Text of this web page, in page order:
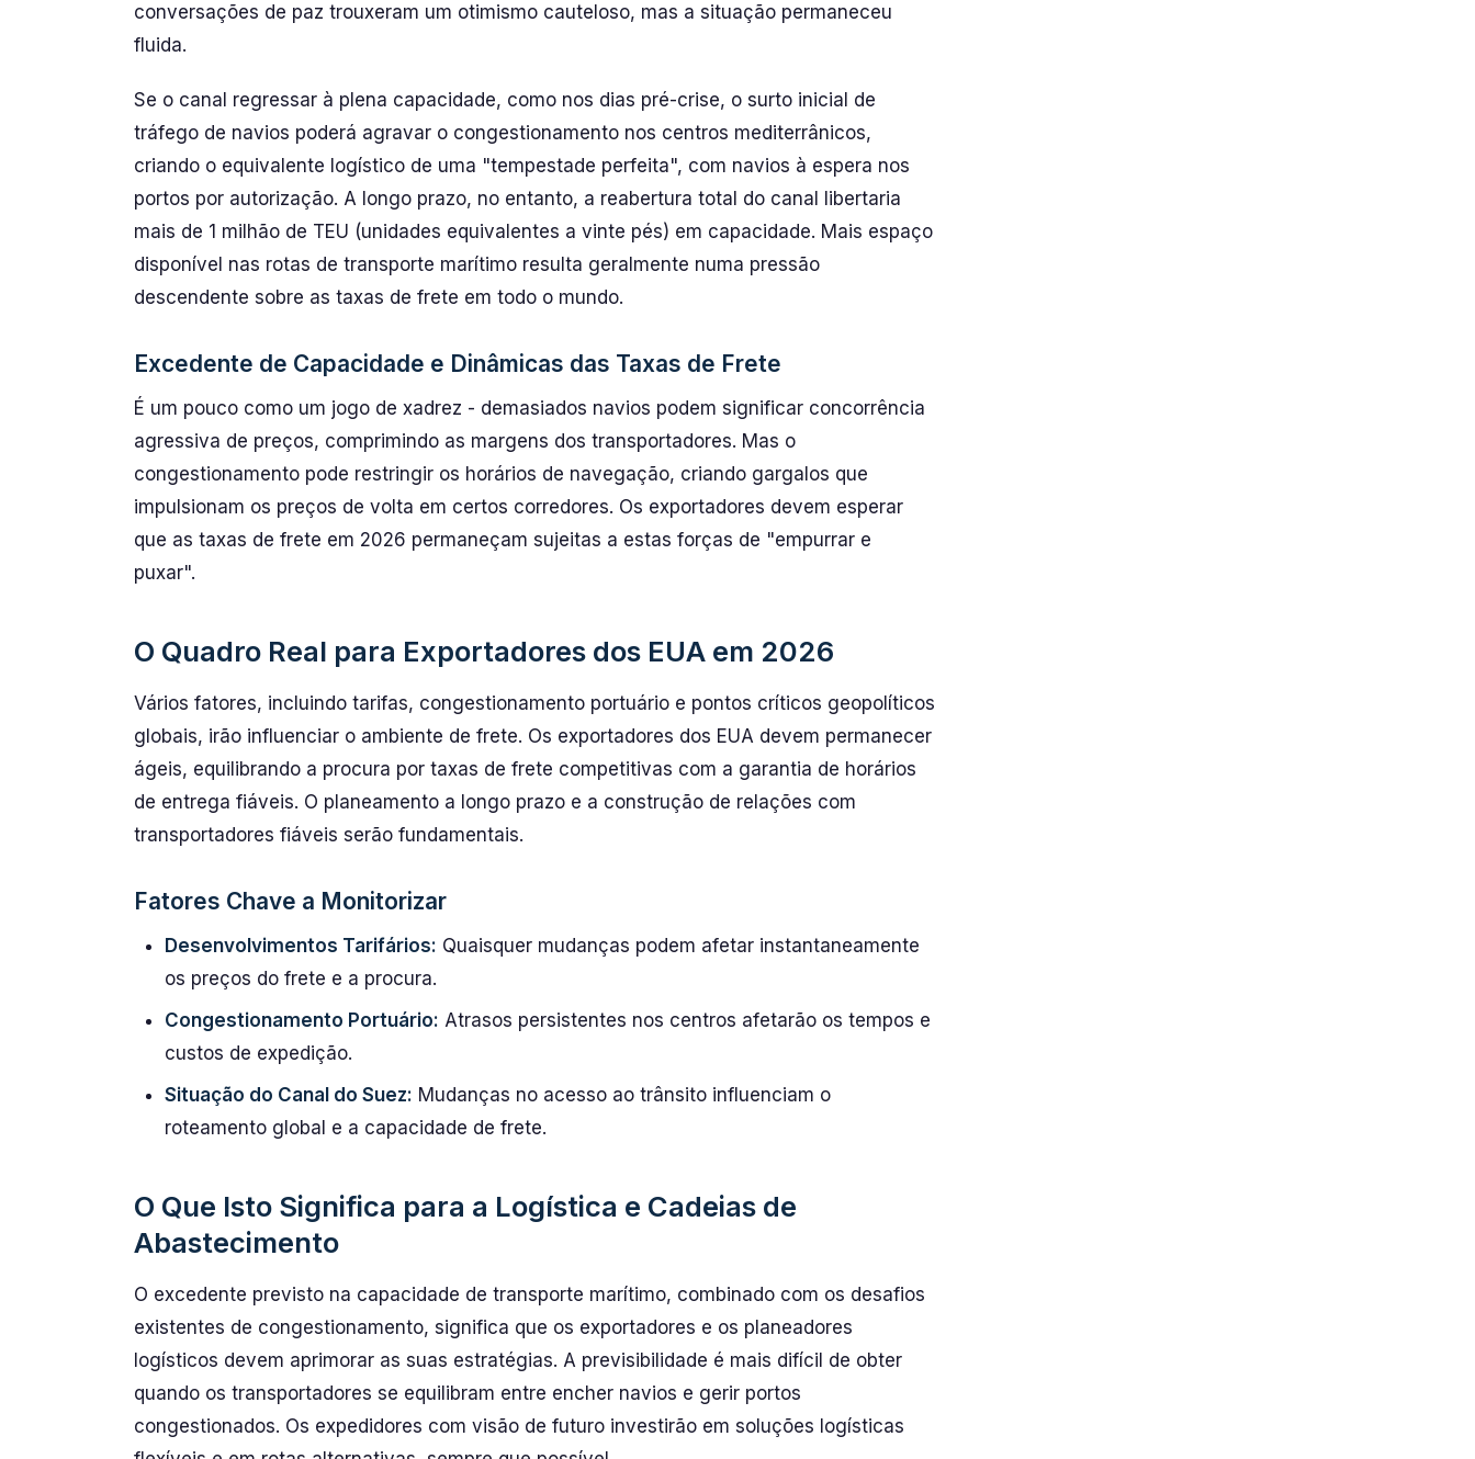
conversações de paz trouxeram um otimismo cauteloso, mas a situação permaneceu
fluida.
Se o canal regressar à plena capacidade, como nos dias pré-crise, o surto inicial de
tráfego de navios poderá agravar o congestionamento nos centros mediterrânicos,
criando o equivalente logístico de uma "tempestade perfeita", com navios à espera nos
portos por autorização. A longo prazo, no entanto, a reabertura total do canal libertaria
mais de 1 milhão de TEU (unidades equivalentes a vinte pés) em capacidade. Mais espaço
disponível nas rotas de transporte marítimo resulta geralmente numa pressão
descendente sobre as taxas de frete em todo o mundo.
Excedente de Capacidade e Dinâmicas das Taxas de Frete
É um pouco como um jogo de xadrez - demasiados navios podem significar concorrência
agressiva de preços, comprimindo as margens dos transportadores. Mas o
congestionamento pode restringir os horários de navegação, criando gargalos que
impulsionam os preços de volta em certos corredores. Os exportadores devem esperar
que as taxas de frete em 2026 permaneçam sujeitas a estas forças de "empurrar e
puxar".
O Quadro Real para Exportadores dos EUA em 2026
Vários fatores, incluindo tarifas, congestionamento portuário e pontos críticos geopolíticos
globais, irão influenciar o ambiente de frete. Os exportadores dos EUA devem permanecer
ágeis, equilibrando a procura por taxas de frete competitivas com a garantia de horários
de entrega fiáveis. O planeamento a longo prazo e a construção de relações com
transportadores fiáveis serão fundamentais.
Fatores Chave a Monitorizar
Desenvolvimentos Tarifários: Quaisquer mudanças podem afetar instantaneamente
os preços do frete e a procura.
Congestionamento Portuário: Atrasos persistentes nos centros afetarão os tempos e
custos de expedição.
Situação do Canal do Suez: Mudanças no acesso ao trânsito influenciam o
roteamento global e a capacidade de frete.
O Que Isto Significa para a Logística e Cadeias de
Abastecimento
O excedente previsto na capacidade de transporte marítimo, combinado com os desafios
existentes de congestionamento, significa que os exportadores e os planeadores
logísticos devem aprimorar as suas estratégias. A previsibilidade é mais difícil de obter
quando os transportadores se equilibram entre encher navios e gerir portos
congestionados. Os expedidores com visão de futuro investirão em soluções logísticas